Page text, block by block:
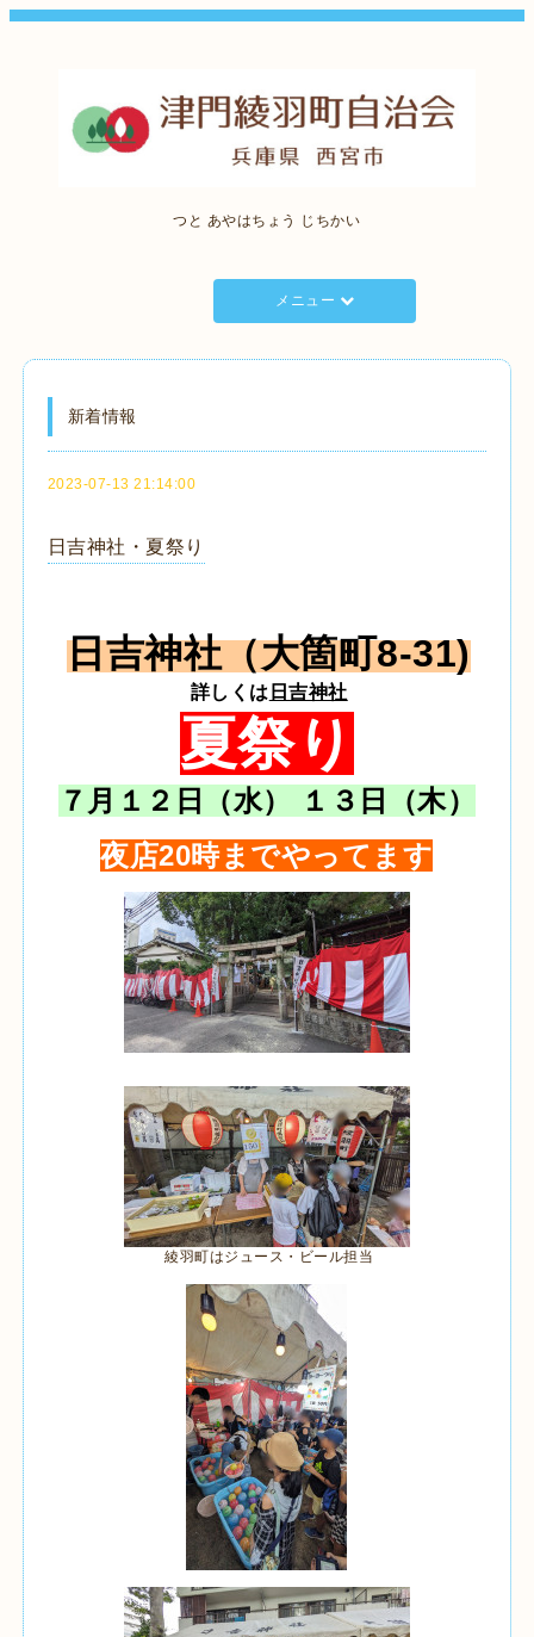
つと あやはちょう じちかい
メニュー
新着情報
2023-07-13 21:14:00
日吉神社・夏祭り
日吉神社（大箇町8-31)
詳しくは 日吉神社
夏祭り
７月１２日（水） １３日（木）
夜店20時までやってます
綾羽町はジュース・ビール担当